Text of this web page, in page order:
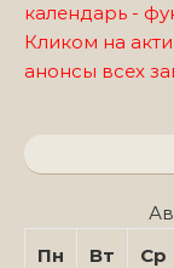
календарь -
Кликом на
анонсы всех
Пн
Вт Ср